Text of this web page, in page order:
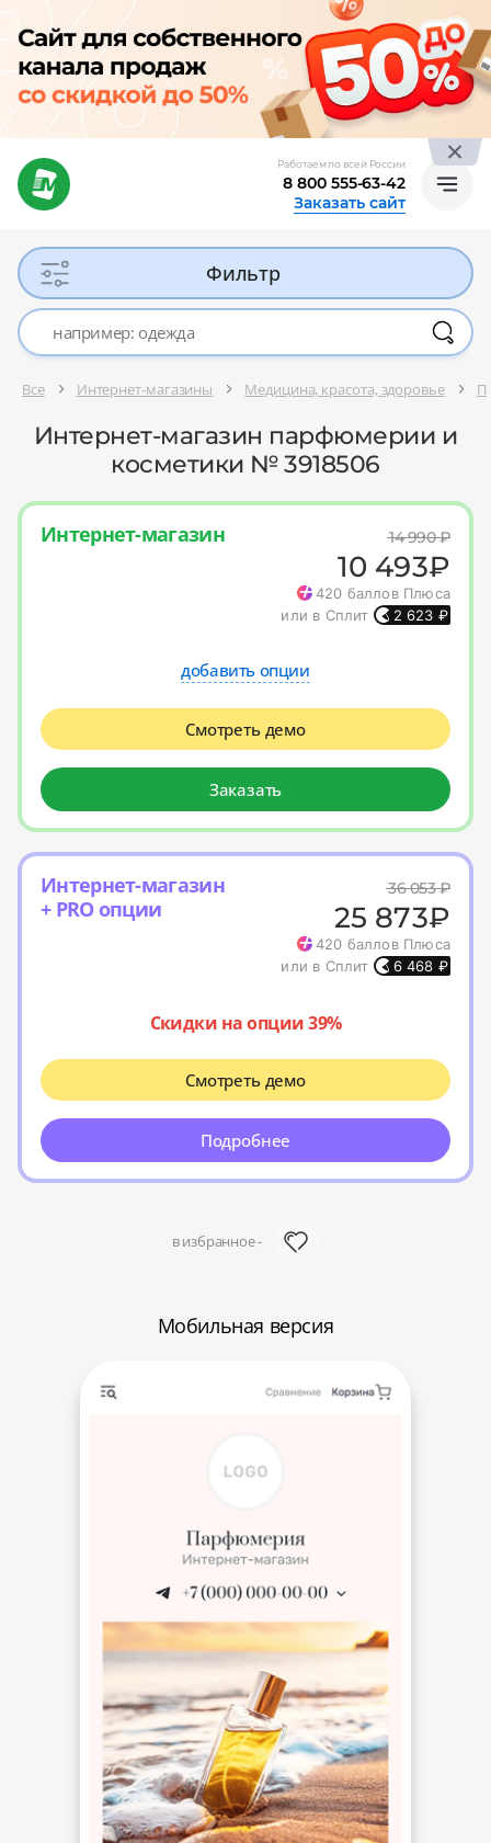
Работаем по всей России
8 800 555-63-42
Заказать сайт
Фильтр
Все Интернет-магазины Медицина, красота, здоровье
Интернет-магазин парфюмерии и
косметики № 3918506
в избранное -
Интернет-магазин 14 990₽
10 493₽
420 баллов Плюса
или в Сплит
2 623 ₽
добавить опции
Смотреть демо
Заказать
Интернет-магазин
+ PRO опции
36 053₽
25 873₽
420 баллов Плюса
или в Сплит
6 468 ₽
Скидки на опции 39%
Смотреть демо
Подробнее
Мобильная версия